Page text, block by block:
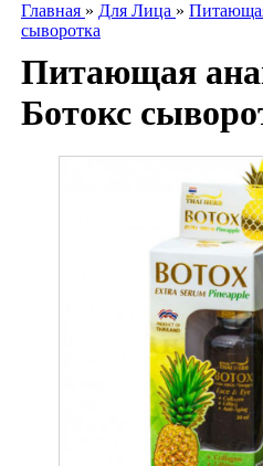
Главная » Для Лица »
сыворотка
Питающая
Ботокс